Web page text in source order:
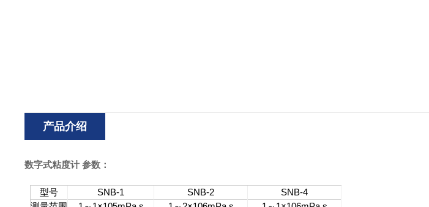
产品介绍
数字式粘度计 参数：
型号 SNB-1 SNB-2
SNB-4